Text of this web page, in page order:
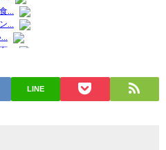
LINE